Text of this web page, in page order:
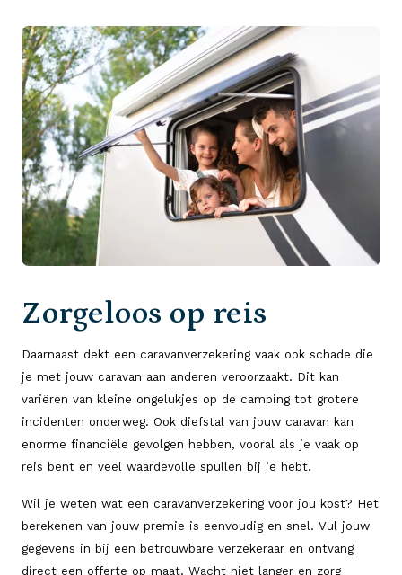
Zorgeloos op reis
Daarnaast dekt een caravanverzekering vaak ook schade die
je met jouw caravan aan anderen veroorzaakt. Dit kan
variëren van kleine ongelukjes op de camping tot grotere
incidenten onderweg. Ook diefstal van jouw caravan kan
enorme financiële gevolgen hebben, vooral als je vaak op
reis bent en veel waardevolle spullen bij je hebt.
Wil je weten wat een caravanverzekering voor jou kost? Het
berekenen van jouw premie is eenvoudig en snel. Vul jouw
gegevens in bij een betrouwbare verzekeraar en ontvang
direct een offerte op maat. Wacht niet langer en zorg